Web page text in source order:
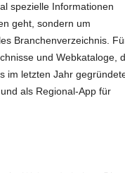
spezielle Informationen
geht, sondern um
Branchenverzeichnis.
und Webkataloge,
im letzten Jahr
als Regional-App für